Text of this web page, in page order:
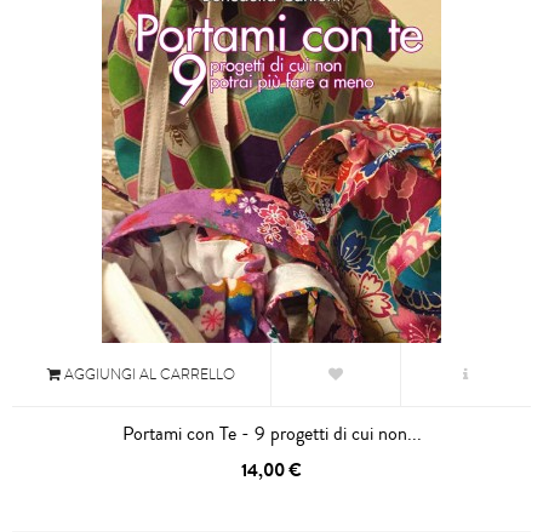
AGGIUNGI AL CARRELLO
Portami con Te - 9 progetti di cui non...
14,00 €